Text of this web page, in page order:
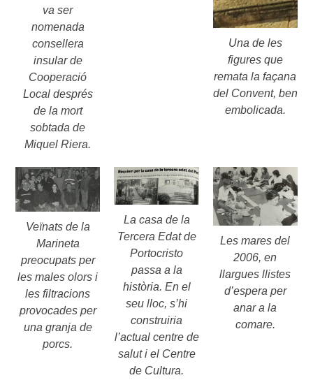
va ser
nomenada
consellera
insular de
Cooperació
Local després
de la mort
sobtada de
Miquel Riera.
Una de les
figures que
remata la façana
del Convent, ben
embolicada.
Veïnats de la
Marineta
preocupats per
les males olors i
les filtracions
provocades per
una granja de
porcs.
La casa de la
Tercera Edat de
Portocristo
passa a la
història. En el
seu lloc, s’hi
construiria
l’actual centre de
salut i el Centre
de Cultura.
Les mares del
2006, en
llargues llistes
d’espera per
anar a la
comare.